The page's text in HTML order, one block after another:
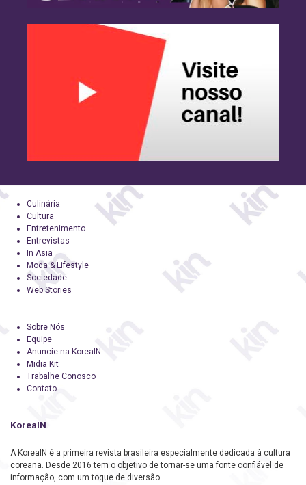
Culinária
Cultura
Entretenimento
Entrevistas
In Asia
Moda & Lifestyle
Sociedade
Web Stories
Sobre Nós
Equipe
Anuncie na KoreaIN
Midia Kit
Trabalhe Conosco
Contato
KoreaIN
A KoreaIN é a primeira revista brasileira especialmente dedicada à cultura
coreana. Desde 2016 tem o objetivo de tornar-se uma fonte confiável de
informação, com um toque de diversão.